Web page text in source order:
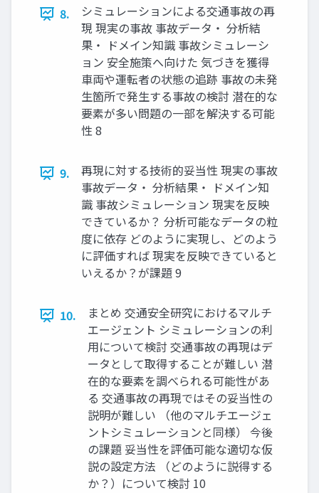
8.
シミュレーションによる交通事故の再
現 現実の事故 事故データ・ 分析結
果・ ドメイン知識 事故シミュレーシ
ョン 安全施策へ向けた 気づきを獲得
車両や運転者の状態の追跡 事故の未発
生箇所で発生する事故の検討 潜在的な
要素が多い問題の一部を解決する可能
性 8
9.
再現に対する技術的妥当性 現実の事故
事故データ・ 分析結果・ ドメイン知
識 事故シミュレーション 現実を反映
できているか？ 分析可能なデータの粒
度に依存 どのように実現し、どのよう
に評価すれば 現実を反映できていると
いえるか？が課題 9
10.
まとめ 交通安全研究におけるマルチ
エージェント シミュレーションの利
用について検討 交通事故の再現はデ
ータとして取得することが難しい 潜
在的な要素を調べられる可能性があ
る 交通事故の再現ではその妥当性の
説明が難しい （他のマルチエージェ
ントシミュレーションと同様） 今後
の課題 妥当性を評価可能な適切な仮
説の設定方法 （どのように説得する
か？）について検討 10